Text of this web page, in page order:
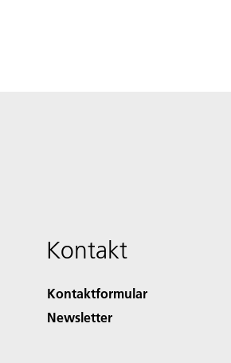
Kontakt
Kontaktformular
Newsletter